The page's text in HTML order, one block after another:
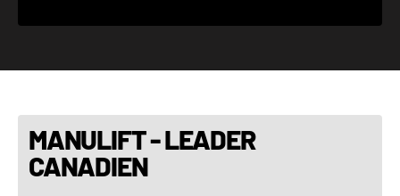
MANULIFT - LEADER
CANADIEN